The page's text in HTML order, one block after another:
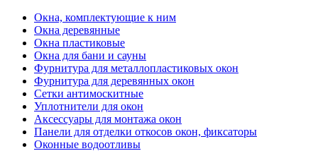
Окна, комплектующие к ним
Окна деревянные
Окна пластиковые
Окна для бани и сауны
Фурнитура для металлопластиковых окон
Фурнитура для деревянных окон
Сетки антимоскитные
Уплотнители для окон
Аксессуары для монтажа окон
Панели для отделки откосов окон, фиксаторы
Оконные водоотливы